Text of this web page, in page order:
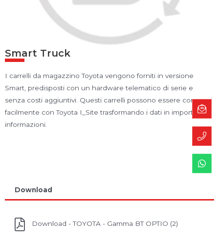
Smart Truck
I carrelli da magazzino Toyota vengono forniti in versione
Smart, predisposti con un hardware telematico di serie e
senza costi aggiuntivi. Questi carrelli possono essere connessi
facilmente con Toyota I_Site trasformando i dati in importanti
informazioni.
Download
Download - TOYOTA - Gamma BT OPTIO (2)